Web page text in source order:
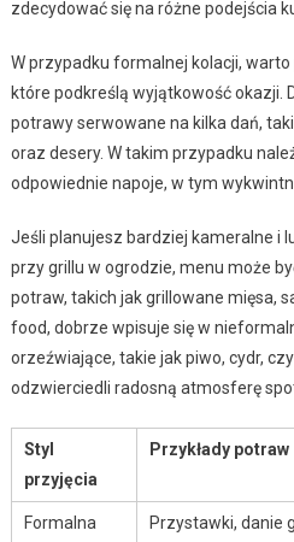
zdecydować się na różne podejścia
W przypadku formalnej kolacji,
które podkreślą wyjątkowość okazji.
potrawy serwowane na kilka dań,
oraz desery. W takim przypadku
odpowiednie napoje, w tym
Jeśli planujesz bardziej kameralne i
przy grillu w ogrodzie, menu może
potraw, takich jak grillowane mięsa,
food, dobrze wpisuje się w
orzeźwiające, takie jak piwo, cydr,
odzwierciedli radosną atmosferę
Styl
przyjęcia
Przykłady potraw
Formalna
Przystawki, danie